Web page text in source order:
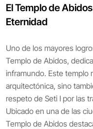
El Templo de
Eternidad
Uno de los mayores
Templo de Abidos,
inframundo. Este templo
arquitectónica, sino
respeto de Seti I por las
Ubicado en una de las
Templo de Abidos